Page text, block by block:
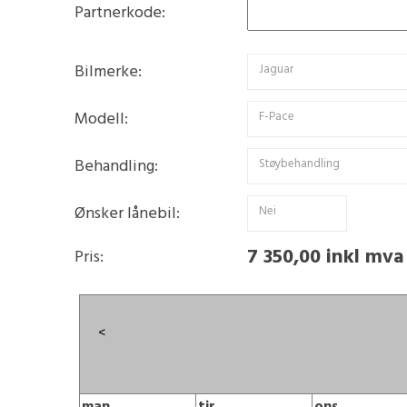
Partnerkode:
Bilmerke: Jaguar
Modell: F-Pace
Behandling: Støybehandling
Ønsker lånebil: Nei
Pris: 7 350,00 inkl mva
<